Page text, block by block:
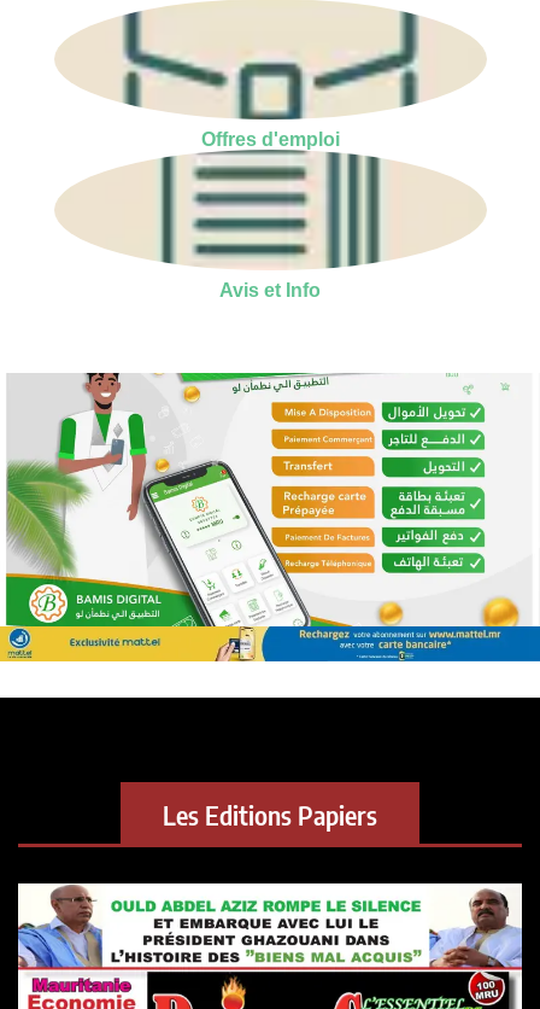
Offres d'emploi
Avis et Info
Les Editions Papiers